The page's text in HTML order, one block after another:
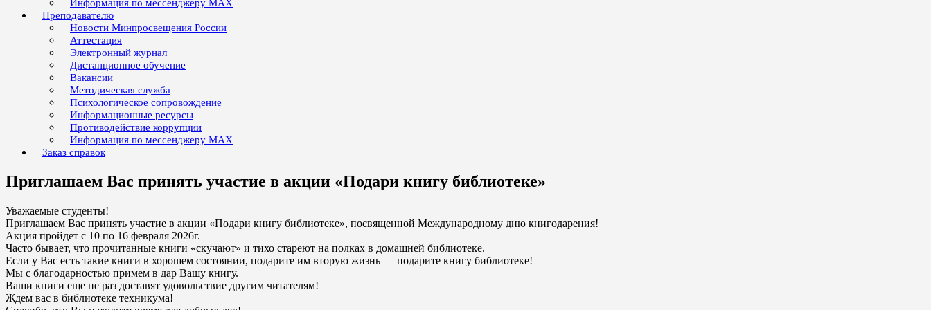
Информация по мессенджеру MAX
Преподавателю
Новости Минпросвещения России
Аттестация
Электронный журнал
Дистанционное обучение
Вакансии
Методическая служба
Психологическое сопровождение
Информационные ресурсы
Противодействие коррупции
Информация по мессенджеру MAX
Заказ справок
Приглашаем Вас принять участие в акции «Подари книгу библиотеке»
Уважаемые студенты!
Приглашаем Вас принять участие в акции «Подари книгу библиотеке», посвященной Международному дню книгодарения!
Акция пройдет с 10 по 16 февраля 2026г.
Часто бывает, что прочитанные книги «скучают» и тихо стареют на полках в домашней библиотеке.
Если у Вас есть такие книги в хорошем состоянии, подарите им вторую жизнь — подарите книгу библиотеке!
Мы с благодарностью примем в дар Вашу книгу.
Ваши книги еще не раз доставят удовольствие другим читателям!
Ждем вас в библиотеке техникума!